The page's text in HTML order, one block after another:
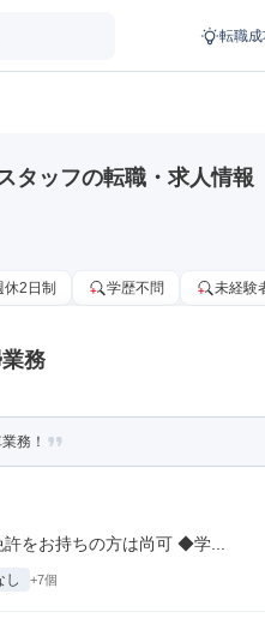
転職
タッフの転職・求人情報
休2日制 学歴不問 未経験
務
務！
をお持ちの方は尚可 ◆学...
し +7個